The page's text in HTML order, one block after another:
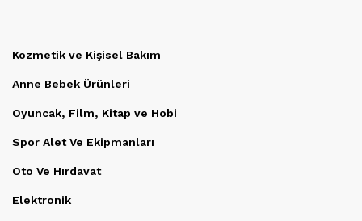
Kozmetik ve Kişisel Bakım
Anne Bebek Ürünleri
Oyuncak, Film, Kitap ve Hobi
Spor Alet Ve Ekipmanları
Oto Ve Hırdavat
Elektronik